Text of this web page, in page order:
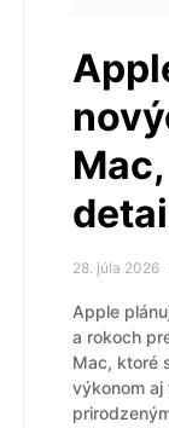
28. júla 2026
Apple
a rokoch
Mac, ktoré
výkonom aj